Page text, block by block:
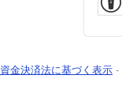
資金決済法に基づく表示 -